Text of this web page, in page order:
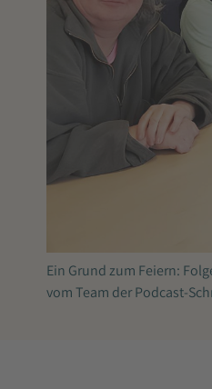
Ein Grund zum Feiern:
vom Team der Podcast-